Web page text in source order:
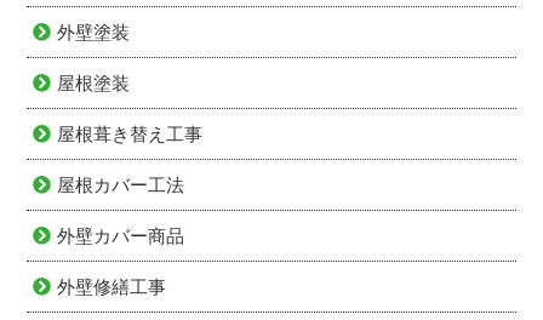
外壁塗装
屋根塗装
屋根葺き替え工事
屋根カバー工法
外壁カバー商品
外壁修繕工事